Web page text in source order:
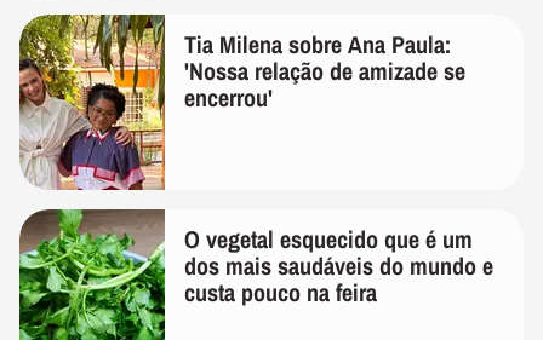
Tia Milena sobre Ana Paula:
'Nossa relação de amizade se
encerrou'
O vegetal esquecido que é um
dos mais saudáveis do mundo e
custa pouco na feira